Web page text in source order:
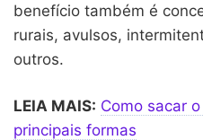
benefício também é
rurais, avulsos,
outros.
LEIA MAIS: Como sacar
principais formas